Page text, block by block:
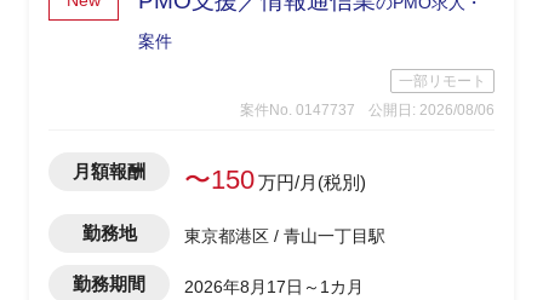
案件
一部リモート
案件No. 0147737
公開日: 2026/08/06
月額報酬 〜150万円/月(税別)
勤務地 東京都港区 / 青山一丁目駅
勤務期間 2026年8月17日～1カ月